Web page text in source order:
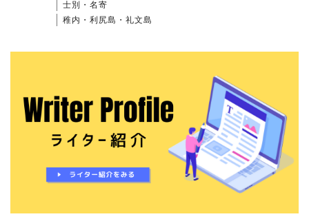
士別・名寄
稚内・利尻島・礼文島